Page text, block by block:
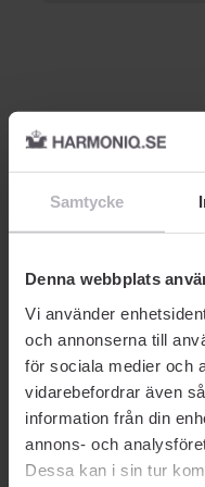
Samtycke
Denna webbplats
Vi använder
och annonserna till
för sociala medier och
vidarebefordrar även
information från din
annons- och
Dessa kan i sin tur
PUDERBORSTE
Jane Iredale
Blending Brush